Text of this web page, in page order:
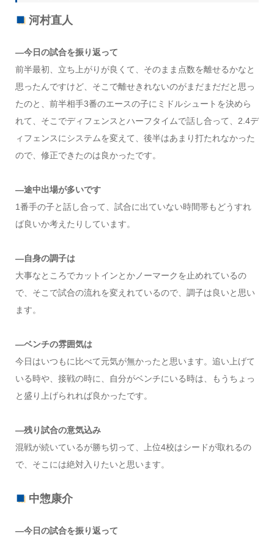
河村直人
—今日の試合を振り返って
前半最初、立ち上がりが良くて、そのまま点数を離せるかなと
思ったんですけど、そこで離せきれないのがまだまだだと思っ
たのと、前半相手3番のエースの子にミドルシュートを決めら
れて、そこでディフェンスとハーフタイムで話し合って、2.4デ
ィフェンスにシステムを変えて、後半はあまり打たれなかった
ので、修正できたのは良かったです。
—途中出場が多いです
1番手の子と話し合って、試合に出ていない時間帯もどうすれ
ば良いか考えたりしています。
—自身の調子は
大事なところでカットインとかノーマークを止めれているの
で、そこで試合の流れを変えれているので、調子は良いと思い
ます。
—ベンチの雰囲気は
今日はいつもに比べて元気が無かったと思います。追い上げて
いる時や、接戦の時に、自分がベンチにいる時は、もうちょっ
と盛り上げられれば良かったです。
—残り試合の意気込み
混戦が続いているが勝ち切って、上位4校はシードが取れるの
で、そこには絶対入りたいと思います。
中惣康介
—今日の試合を振り返って